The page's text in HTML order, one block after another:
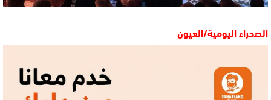
الصحراء اليومية/العيون